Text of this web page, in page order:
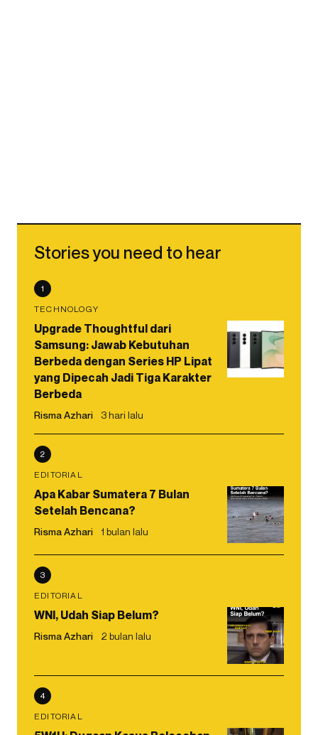
Stories you need to hear
1
TECHNOLOGY
Upgrade Thoughtful dari
Samsung: Jawab Kebutuhan
Berbeda dengan Series HP Lipat
yang Dipecah Jadi Tiga Karakter
Berbeda
Risma Azhari 3 hari lalu
2
EDITORIAL
Apa Kabar Sumatera 7 Bulan
Setelah Bencana?
Risma Azhari 1 bulan lalu
3
EDITORIAL
WNI, Udah Siap Belum?
Risma Azhari 2 bulan lalu
4
EDITORIAL